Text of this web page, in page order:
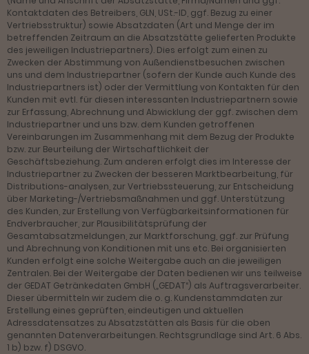
Kontaktdaten des Betreibers, GLN, USt.-ID, ggf. Bezug zu einer
Vertriebsstruktur) sowie Absatzdaten (Art und Menge der im
betreffenden Zeitraum an die Absatzstätte gelieferten Produkte
des jeweiligen Industriepartners). Dies erfolgt zum einen zu
Zwecken der Abstimmung von Außendienstbesuchen zwischen
uns und dem Industriepartner (sofern der Kunde auch Kunde des
Industriepartners ist) oder der Vermittlung von Kontakten für den
Kunden mit evtl. für diesen interessanten Industriepartnern sowie
zur Erfassung, Abrechnung und Abwicklung der ggf. zwischen dem
Industriepartner und uns bzw. dem Kunden getroffenen
Vereinbarungen im Zusammenhang mit dem Bezug der Produkte
bzw. zur Beurteilung der Wirtschaftlichkeit der
Geschäftsbeziehung. Zum anderen erfolgt dies im Interesse der
Industriepartner zu Zwecken der besseren Marktbearbeitung, für
Distributions-analysen, zur Vertriebssteuerung, zur Entscheidung
über Marketing-/Vertriebsmaßnahmen und ggf. Unterstützung
des Kunden, zur Erstellung von Verfügbarkeitsinformationen für
Endverbraucher, zur Plausibilitätsprüfung der
Gesamtabsatzmeldungen, zur Marktforschung, ggf. zur Prüfung
und Abrechnung von Konditionen mit uns etc. Bei organisierten
Kunden erfolgt eine solche Weitergabe auch an die jeweiligen
Zentralen. Bei der Weitergabe der Daten bedienen wir uns teilweise
der GEDAT Getränkedaten GmbH („GEDAT“) als Auftragsverarbeiter.
Dieser übermitteln wir zudem die o. g. Kundenstammdaten zur
Erstellung eines geprüften, eindeutigen und aktuellen
Adressdatensatzes zu Absatzstätten als Basis für die oben
genannten Datenverarbeitungen. Rechtsgrundlage sind Art. 6 Abs.
1 b) bzw. f) DSGVO.